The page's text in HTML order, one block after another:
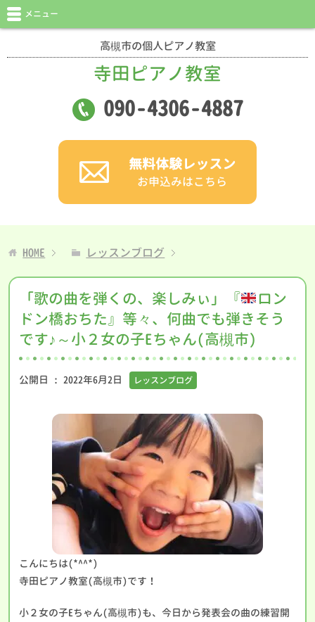
高槻市の個人ピアノ教室
寺田ピアノ教室
090-4306-4887
無料体験レッスン
お申込みはこちら
メニュー
HOME レッスンブログ
「歌の曲を弾くの、楽しみぃ」『
ロン
ドン橋おちた』等々、何曲でも弾きそう
です♪～小２女の子Eちゃん(高槻市)
公開日 : 2022年6月2日 レッスンブログ
こんにちは(*^^*)
寺田ピアノ教室(高槻市)です！
小２女の子Eちゃん(高槻市)も、今日から発表会の曲の練習開